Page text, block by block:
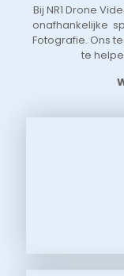
Bij NR1 Drone
onafhankelijke
Fotografie. Ons
te